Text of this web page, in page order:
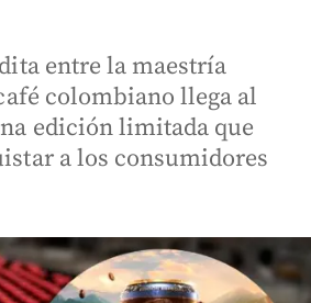
entre la maestría
colombiano llega al
edición limitada que
a los consumidores